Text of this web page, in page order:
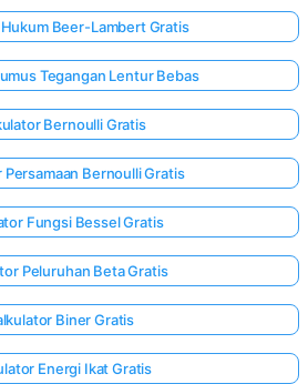
Beer-Lambert Gratis
Tegangan Lentur Bebas
Bernoulli Gratis
Persamaan Bernoulli Gratis
Fungsi Bessel Gratis
Peluruhan Beta Gratis
Biner Gratis
Energi Ikat Gratis